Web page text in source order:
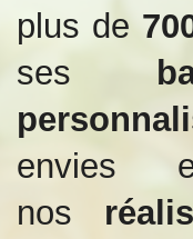
plus de
ses
nos